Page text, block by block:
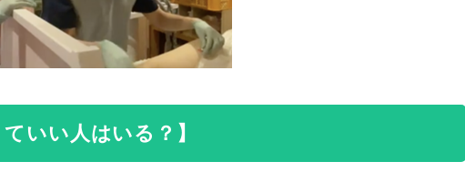
いい人はいる？】